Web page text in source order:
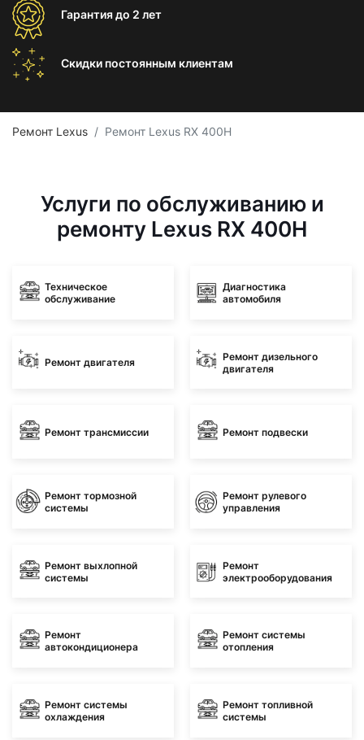
Гарантиядо 2 лет
Скидки постоянным клиентам
Ремонт Lexus Ремонт Lexus RX 400H
Услуги по обслуживанию и
ремонту Lexus RX 400H
Техническое
обслуживание
Диагностика
автомобиля
Ремонт двигателя
Ремонт дизельного
двигателя
Ремонт трансмиссии Ремонт подвески
Ремонт тормозной
системы
Ремонт рулевого
управления
Ремонт выхлопной
системы
Ремонт
электрооборудования
Ремонт
автокондиционера
Ремонт системы
отопления
Ремонт системы
охлаждения
Ремонт топливной
системы